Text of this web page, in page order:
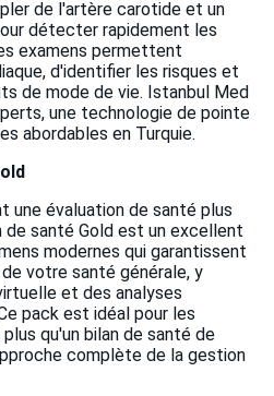
de l'artère carotide et un
détecter rapidement les
examens permettent
d'identifier les risques et
de mode de vie. Istanbul Med
une technologie de pointe
abordables en Turquie.
une évaluation de santé plus
de santé Gold est un excellent
modernes qui garantissent
votre santé générale, y
et des analyses
pack est idéal pour les
qu'un bilan de santé de
complète de la gestion